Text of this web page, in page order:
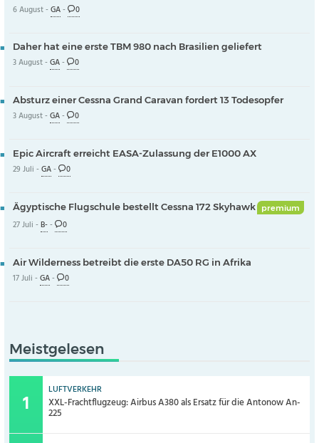
6 August -GA- 0
Daher hat eine erste TBM 980 nach Brasilien geliefert
3 August -GA- 0
Absturz einer Cessna Grand Caravan fordert 13 Todesopfer
3 August -GA- 0
Epic Aircraft erreicht EASA-Zulassung der E1000 AX
29 Juli -GA- 0
Ägyptische Flugschule bestellt Cessna 172 Skyhawk premium
27 Juli -B-- 0
Air Wilderness betreibt die erste DA50 RG in Afrika
17 Juli -GA- 0
Meistgelesen
LUFTVERKEHR
XXL-Frachtflugzeug: Airbus A380 als Ersatz für die Antonow An-
225